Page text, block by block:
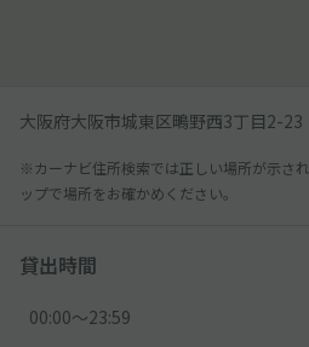
大阪府大阪市城東区鴫野西3丁目2-23
※カーナビ住所検索では正しい場所が示さ
ップで場所をお確かめください。
貸出時間
00:00〜23:59